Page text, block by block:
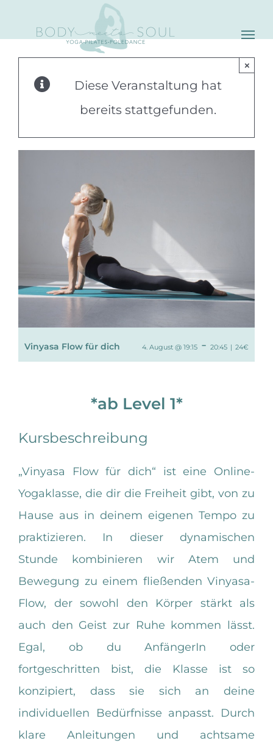
Diese Veranstaltung hat
bereits stattgefunden.
×
Vinyasa Flow für dich 4. August @ 19:15 - 20:45 | 24€
*ab Level 1*
Kursbeschreibung
„Vinyasa Flow für dich“ ist eine Online-
Yogaklasse, die dir die Freiheit gibt, von zu
Hause aus in deinem eigenen Tempo zu
praktizieren. In dieser dynamischen
Stunde kombinieren wir Atem und
Bewegung zu einem fließenden Vinyasa-
Flow, der sowohl den Körper stärkt als
auch den Geist zur Ruhe kommen lässt.
Egal, ob du AnfängerIn oder
fortgeschritten bist, die Klasse ist so
konzipiert, dass sie sich an deine
individuellen Bedürfnisse anpasst. Durch
klare Anleitungen und achtsame